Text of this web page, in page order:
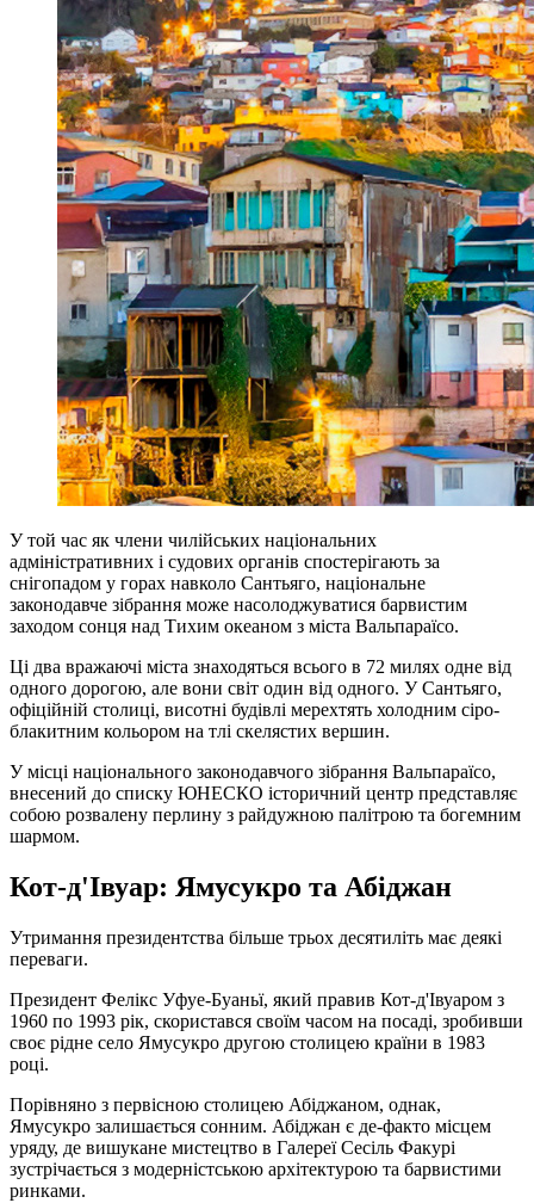
У той час як члени чилійських національних
адміністративних і судових органів спостерігають за
снігопадом у горах навколо Сантьяго, національне
законодавче зібрання може насолоджуватися барвистим
заходом сонця над Тихим океаном з міста Вальпараїсо.
Ці два вражаючі міста знаходяться всього в 72 милях одне від
одного дорогою, але вони світ один від одного. У Сантьяго,
офіційній столиці, висотні будівлі мерехтять холодним сіро-
блакитним кольором на тлі скелястих вершин.
У місці національного законодавчого зібрання Вальпараїсо,
внесений до списку ЮНЕСКО історичний центр представляє
собою розвалену перлину з райдужною палітрою та богемним
шармом.
Кот-д'Івуар: Ямусукро та Абіджан
Утримання президентства більше трьох десятиліть має деякі
переваги.
Президент Фелікс Уфуе-Буаньї, який правив Кот-д'Івуаром з
1960 по 1993 рік, скористався своїм часом на посаді, зробивши
своє рідне село Ямусукро другою столицею країни в 1983
році.
Порівняно з первісною столицею Абіджаном, однак,
Ямусукро залишається сонним. Абіджан є де-факто місцем
уряду, де вишукане мистецтво в Галереї Сесіль Факурі
зустрічається з модерністською архітектурою та барвистими
ринками.